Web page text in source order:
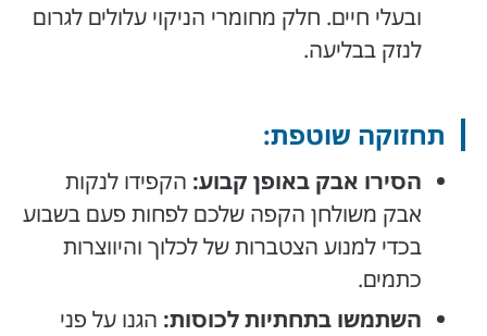
ובעלי חיים. חלק מחומרי הניקוי עלולים לגרום
לנזק בבליעה.
תחזוקה שוטפת:
הסירו אבק באופן קבוע: הקפידו לנקות
אבק משולחן הקפה שלכם לפחות פעם בשבוע
בכדי למנוע הצטברות של לכלוך והיווצרות
כתמים.
השתמשו בתחתיות לכוסות: הגנו על פני